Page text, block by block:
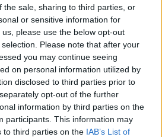
the sale, sharing to third parties, or
or sensitive information for
please use the below opt-out
Please note that after your
you may continue seeing
on personal information utilized by
disclosed to third parties prior to
opt-out of the further
information by third parties on the
participants. This information may
to third parties on the IAB’s List of
29.